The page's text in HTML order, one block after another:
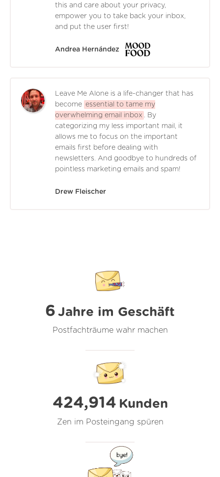
this and care about your privacy,
empower you to take back your inbox,
and put the user first!
Andrea Hernández
Leave Me Alone is a life-changer that has
become essential to tame my
overwhelming email inbox . By
categorizing my less important mail, it
allows me to focus on the important
emails first before dealing with
newsletters. And goodbye to hundreds of
pointless marketing emails and spam!
Drew Fleischer
6 Jahre im Geschäft
Postfachträume wahr machen
424,914 Kunden
Zen im Posteingang spüren